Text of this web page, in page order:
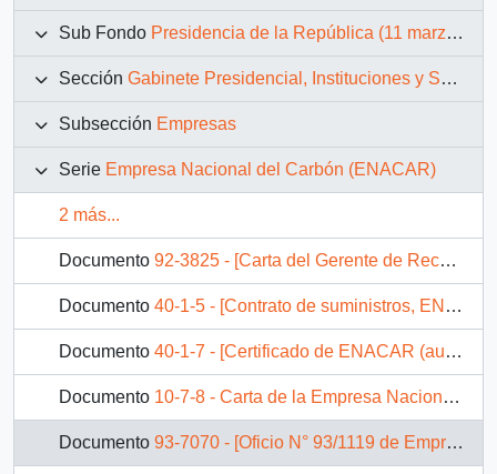
Sub Fondo Presidencia de la República (11 marzo 1990 – 11 marzo 1994)
Sección Gabinete Presidencial, Instituciones y Servicios
Subsección Empresas
Serie Empresa Nacional del Carbón (ENACAR)
2 más...
Documento 92-3825 - [Carta del Gerente de Recursos Humanos de ENACAR dirigida al Jefe de Gabinete Presidencial]
Documento 40-1-5 - [Contrato de suministros, ENACAR]
Documento 40-1-7 - [Certificado de ENACAR (auténtico)]
Documento 10-7-8 - Carta de la Empresa Nacional del Carbón S.A.
Documento 93-7070 - [Oficio N° 93/1119 de Empresa Nacional del Carbón S.A.]